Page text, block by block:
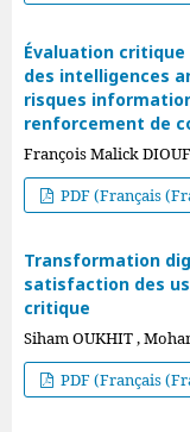
Évaluation critique
des intelligences
risques
renforcement de
François Malick
PDF (Français
Transformation
satisfaction des
critique
Siham OUKHIT ,
PDF (Français